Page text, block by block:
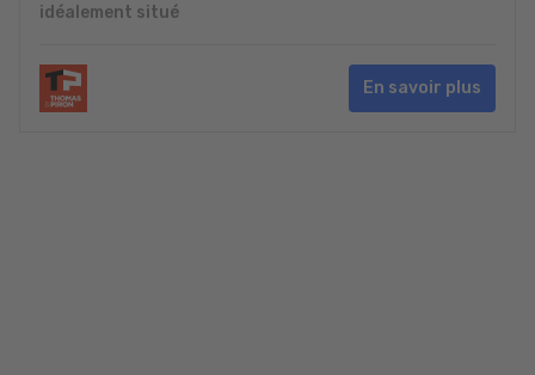
idéalement situé
En savoir plus